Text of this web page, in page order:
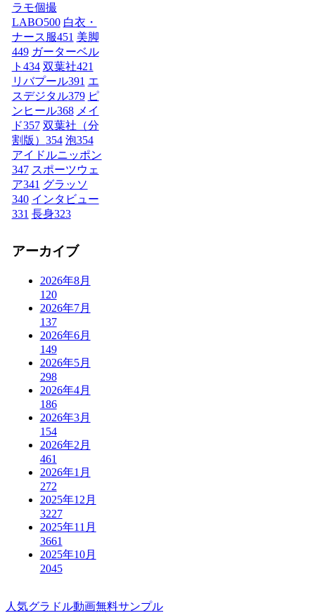
ラモ個撮
LABO500 白衣・
ナース服451 美脚
449 ガーターベル
ト 434 双葉社421
リバプール391 エ
スデジタル379 ピ
ンヒール368 メイ
ド357 双葉社（分
割版） 354 泡354
アイドルニッポン
347 スポーツウェ
ア341 グラッソ
340 インタビュー
331 長身323
アーカイブ
2026年8月
120
2026年7月
137
2026年6月
149
2026年5月
298
2026年4月
186
2026年3月
154
2026年2月
461
2026年1月
272
2025年12月
3227
2025年11月
3661
2025年10月
2045
人気グラドル動画無料サンプル